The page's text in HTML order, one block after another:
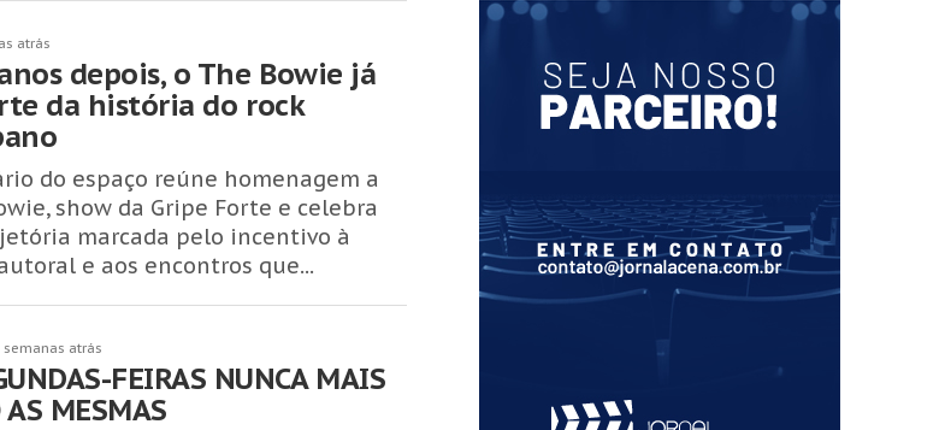
atrás
depois, o The Bowie já
da história do rock
do espaço reúne homenagem a
show da Gripe Forte e celebra
marcada pelo incentivo à
e aos encontros que...
semanas atrás
FEIRAS NUNCA MAIS
AS MESMAS